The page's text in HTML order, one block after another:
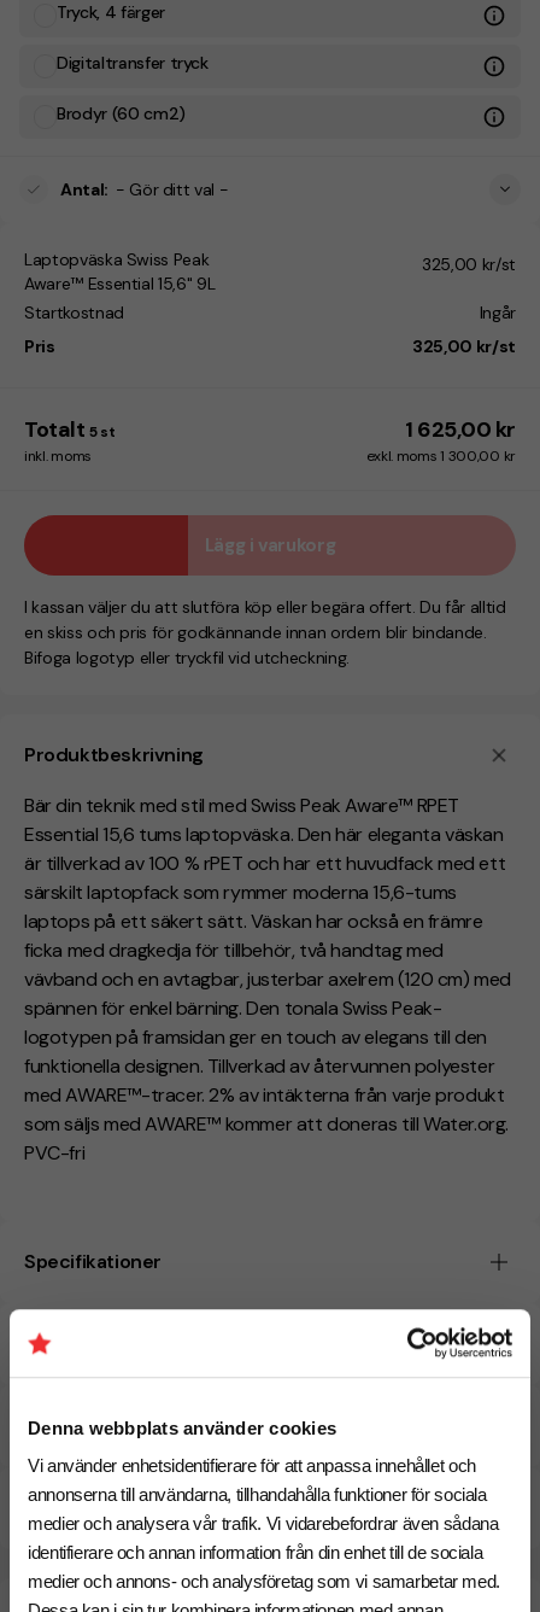
Denna webbplats använder cookies
Vi använder enhetsidentifierare för att anpassa innehållet och
annonserna till användarna, tillhandahålla funktioner för sociala
medier och analysera vår trafik. Vi vidarebefordrar även sådana
identifierare och annan information från din enhet till de sociala
medier och annons- och analysföretag som vi samarbetar med.
Produktbeskrivning
Bär din teknik med stil med Swiss Peak Aware™ RPET
Essential 15,6 tums laptopväska. Den här eleganta väskan
är tillverkad av 100 % rPET och har ett huvudfack med ett
särskilt laptopfack som rymmer moderna 15,6-tums
laptops på ett säkert sätt. Väskan har också en främre
ficka med dragkedja för tillbehör, två handtag med
vävband och en avtagbar, justerbar axelrem (120 cm) med
spännen för enkel bärning. Den tonala Swiss Peak-
logotypen på framsidan ger en touch av elegans till den
funktionella designen. Tillverkad av återvunnen polyester
med AWARE™-tracer. 2% av intäkterna från varje produkt
som säljs med AWARE™ kommer att doneras till Water.org.
PVC-fri
Specifikationer
Tryckmetoder
Pristabell
CO₂e -avtryck
Tryck, 4 färger
Digitaltransfer tryck
Brodyr (60 cm2)
Antal: - Gör ditt val -
Laptopväska Swiss Peak
Aware™ Essential 15,6" 9L
325,00 kr/st
Startkostnad
Ingår
Pris
325,00 kr/st
Totalt 5 st 1 625,00 kr
inkl. moms exkl. moms 1 300,00 kr
Lägg i varukorg
I kassan väljer du att slutföra köp eller begära offert. Du får alltid
en skiss och pris för godkännande innan ordern blir bindande.
Bifoga logotyp eller tryckfil vid utcheckning.
Beräknad leveranstid: 8 arbetsdagar